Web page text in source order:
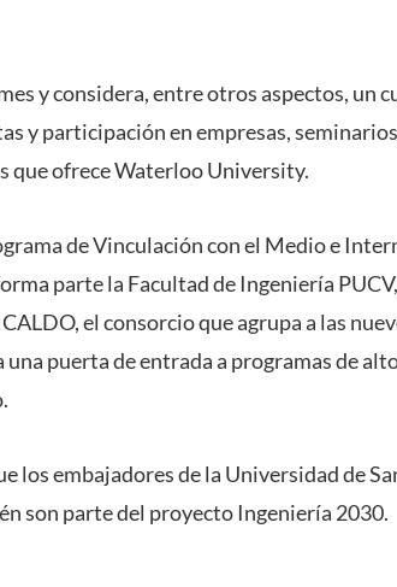
y considera, entre otros aspectos, un
y participación en empresas,
que ofrece Waterloo University.
de Vinculación con el Medio e
parte la Facultad de Ingeniería
el consorcio que agrupa a las
puerta de entrada a programas de
los embajadores de la Universidad de
son parte del proyecto Ingeniería 2030.